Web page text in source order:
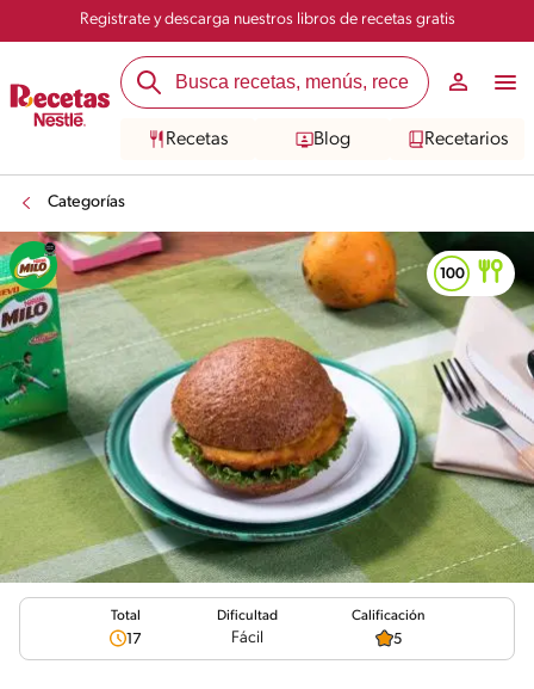
Registrate y descarga nuestros libros de recetas gratis
Recetas Blog Recetarios
Categorías
Total
17
Dificultad
Fácil
Calificación
5